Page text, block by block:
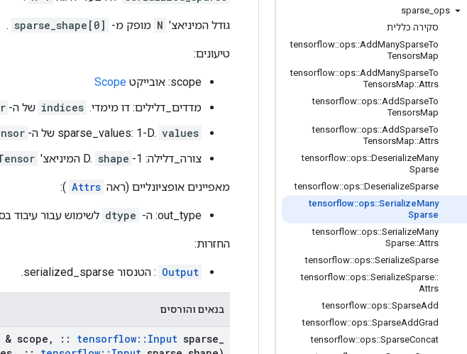
sparse ops
סקירה כללית
tensorflow::ops::AddManySparseTo
TensorsMap
tensorflow::ops::AddManySparseTo
TensorsMap::Attrs
tensorflow::ops::AddSparseTo
TensorsMap
tensorflow::ops::AddSparseTo
TensorsMap::Attrs
tensorflow::ops::DeserializeMany
Sparse
tensorflow::ops::DeserializeSparse
tensorflow::ops::SerializeMany
Sparse
tensorflow::ops::SerializeMany
Sparse::Attrs
tensorflow::ops::SerializeSparse
tensorflow::ops::SerializeSparse::
Attrs
tensorflow::ops::SparseAdd
tensorflow::ops::SparseAddGrad
tensorflow::ops::SparseConcat
גודל המיניאצ' N מופק מ- sparse_shape[0]
.
טיעונים:
scope: אובייקט
Scope
מדדים_דלילים: דו מימדי. indices של ה-minibatch
sparse_values: 1-D. values של ה-minibatch
צורה_דלילה: 1-D.
shape המיניאצ'
מאפיינים אופציונליים (ראה Attrs
):
out_type: ה- dtype לשימוש עבור עיבוד
החזרות:
Output : הטנסור serialized_sparse.
בנאים והורסים
& scope , :: tensorflow:: Input sparse